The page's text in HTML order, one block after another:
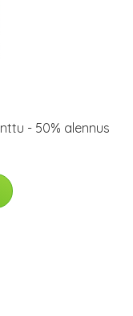
- 50% alennus